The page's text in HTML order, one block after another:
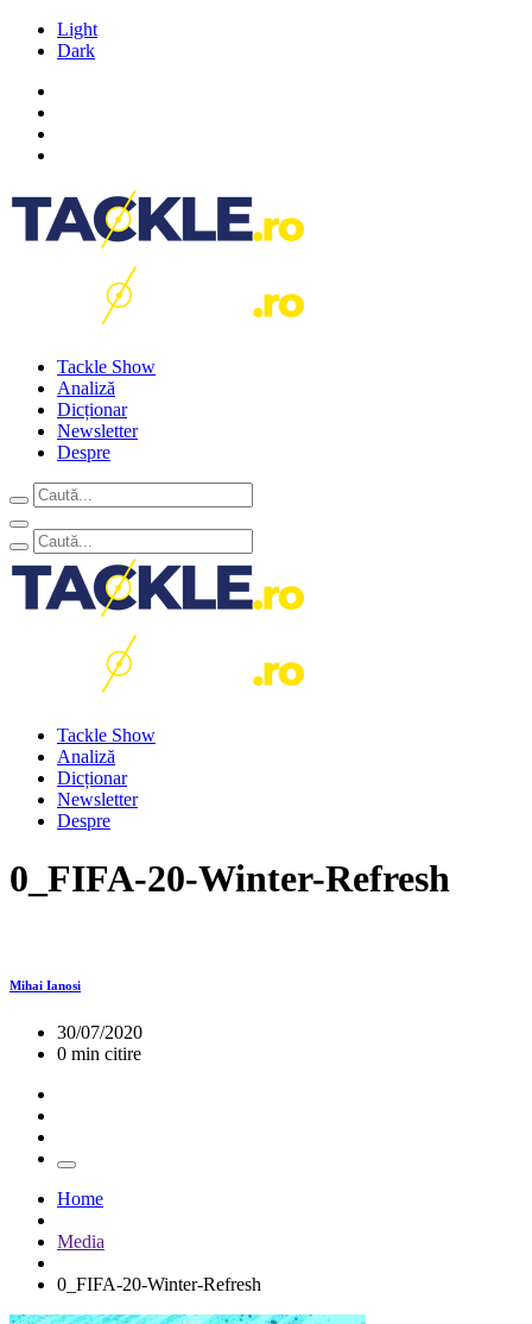
Light
Dark
Tackle Show
Analiză
Dicționar
Newsletter
Despre
Tackle Show
Analiză
Dicționar
Newsletter
Despre
0_FIFA-20-Winter-Refresh
Mihai Ianosi
30/07/2020
0 min citire
Home
Media
0_FIFA-20-Winter-Refresh